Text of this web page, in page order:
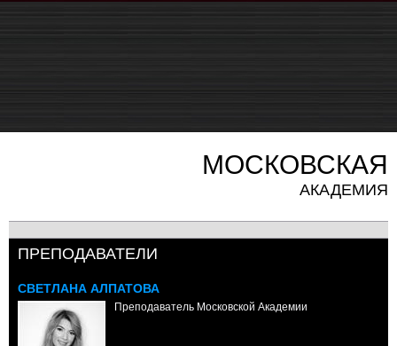
МОСКОВСКАЯ
АКАДЕМИЯ
ПРЕПОДАВАТЕЛИ
СВЕТЛАНА АЛПАТОВА
Преподаватель Московской Академии